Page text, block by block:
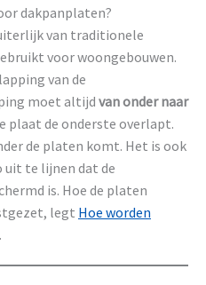
dakpanplaten?
van traditionele
voor woongebouwen.
van de
moet altijd van onder naar
plaat de onderste overlapt.
de platen komt. Het is ook
uit te lijnen dat de
is. Hoe de platen
legt Hoe worden